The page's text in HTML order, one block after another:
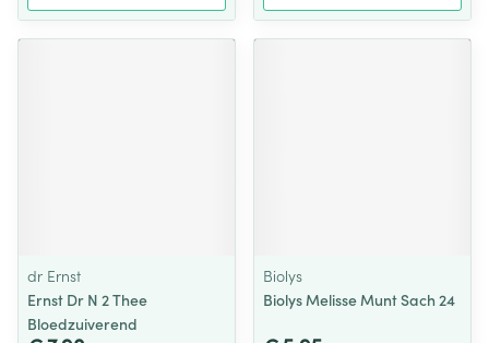
dr Ernst
Ernst Dr N 2 Thee
Bloedzuiverend
Biolys
Biolys Melisse Munt Sach 24